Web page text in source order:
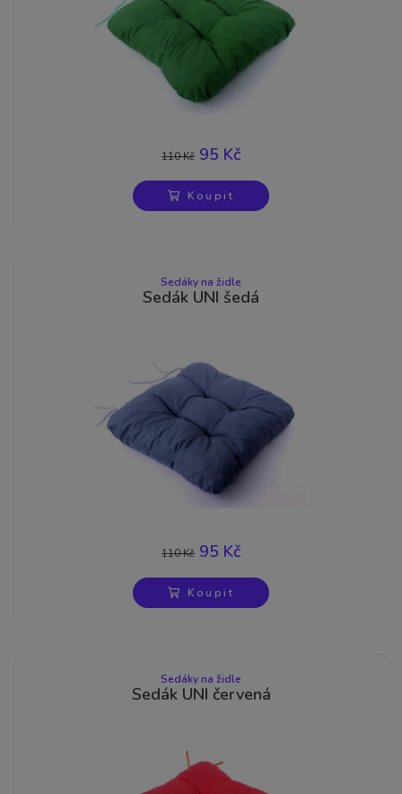
110 Kč 95 Kč
Koupit
Sedáky na židle
Sedák UNI šedá
110 Kč 95 Kč
Koupit
Sedáky na židle
Sedák UNI červená